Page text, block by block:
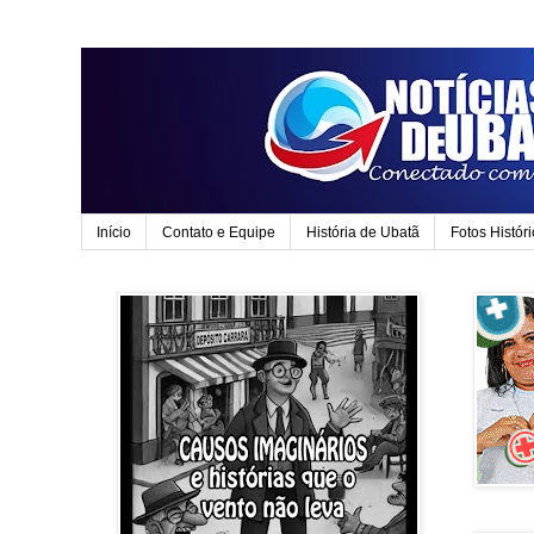
Início Contato e Equipe História de Ubatã Fotos